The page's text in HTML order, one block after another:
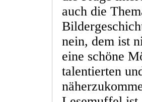
auch die
nein, dem ist
eine schöne
talentierten